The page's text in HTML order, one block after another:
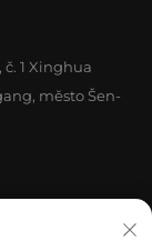
1 Xinghua
město Šen-